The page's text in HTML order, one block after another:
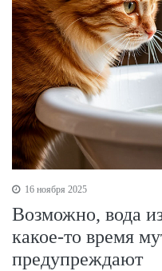
16 ноября 2025
Возможно, вода
какое-то время
предупреждают